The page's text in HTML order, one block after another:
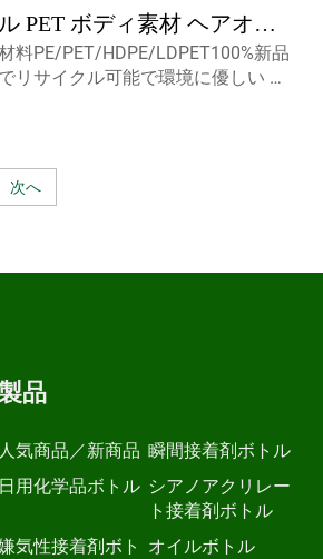
ル PET ボディ素材 ヘアオイ
染料リムーバー用 ミニ PE
卸売 空 白 化粧品 スクリーン
料PE/PET/HDPE/LDPET100%新品
でリサイクル可能で環境に優しい 食
スクトップc...
次へ
品
人気商品／新商品 瞬間接着剤ボトル
日用化学品ボトル シアノアクリレー
ト接着剤ボトル
気性接着剤ボト
オイルボトル